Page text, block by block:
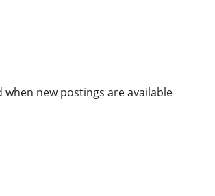
new postings are available